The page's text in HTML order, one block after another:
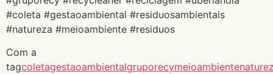
#coleta #gestaoambiental #residuosambientais
#natureza #meioambiente #residuos
Com a
tagcoletagestaoambientalgruporecymeioambiente